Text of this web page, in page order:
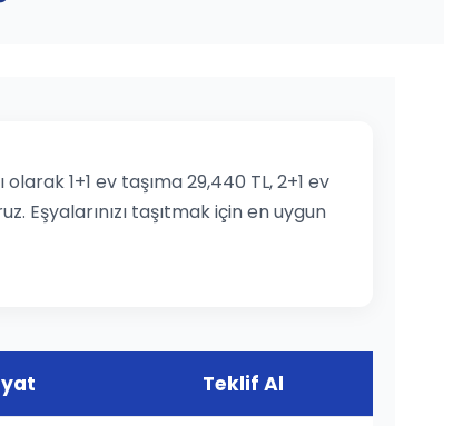
1+1 ev taşıma 29,440 TL, 2+1 ev
Eşyalarınızı taşıtmak için en uygun
Teklif Al